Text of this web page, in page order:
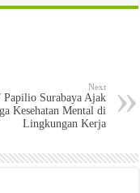
Next
Papilio Surabaya Ajak
Kesehatan Mental di
Lingkungan Kerja